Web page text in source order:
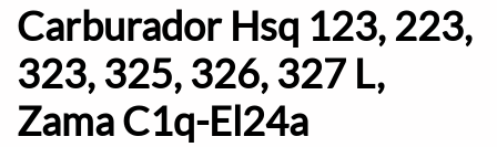
Carburador Hsq 123, 223,
323, 325, 326, 327 L,
Zama C1q-El24a